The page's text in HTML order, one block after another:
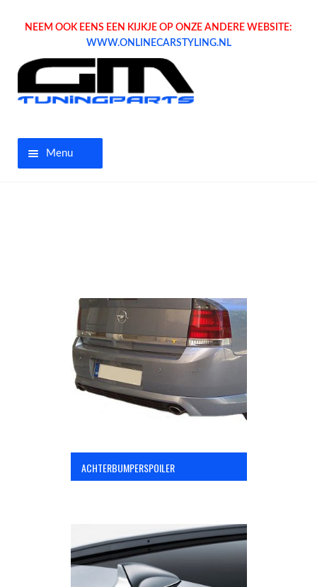
NEEM OOK EENS EEN KIJKJE OP ONZE ANDERE WEBSITE:
WWW.ONLINECARSTYLING.NL
Menu
Tuning parts
OPC Line
Bedrijfswagen parts
Inloggen / Registreren
ACHTERBUMPERSPOILER